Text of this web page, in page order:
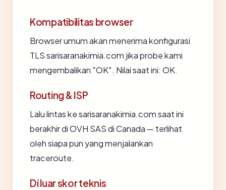
Kompatibilitas browser
Browser umum akan menerima konfigurasi
TLS sarisaranakimia.com jika probe kami
mengembalikan "OK". Nilai saat ini: OK.
Routing & ISP
Lalu lintas ke sarisaranakimia.com saat ini
berakhir di OVH SAS di Canada — terlihat
oleh siapa pun yang menjalankan
traceroute.
Di luar skor teknis